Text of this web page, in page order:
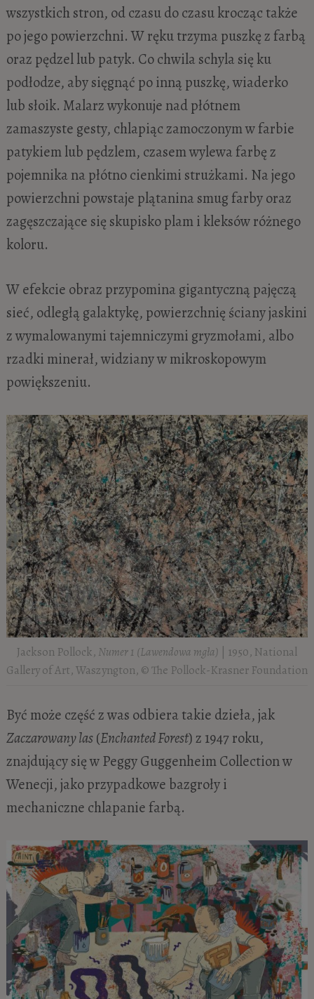
wszystkich stron, od czasu do czasu krocząc także
po jego powierzchni. W ręku trzyma puszkę z farbą
oraz pędzel lub patyk. Co chwila schyla się ku
podłodze, aby sięgnąć po inną puszkę, wiaderko
lub słoik. Malarz wykonuje nad płótnem
zamaszyste gesty, chlapiąc zamoczonym w farbie
patykiem lub pędzlem, czasem wylewa farbę z
pojemnika na płótno cienkimi strużkami. Na jego
powierzchni powstaje plątanina smug farby oraz
zagęszczające się skupisko plam i kleksów różnego
koloru.
W efekcie obraz przypomina gigantyczną pajęczą
sieć, odległą galaktykę, powierzchnię ściany jaskini
z wymalowanymi tajemniczymi gryzmołami, albo
rzadki minerał, widziany w mikroskopowym
powiększeniu.
Jackson Pollock, Numer 1 (Lawendowa mgła) | 1950, National
Gallery of Art, Waszyngton, © The Pollock-Krasner Foundation
Być może część z was odbiera takie dzieła, jak
Zaczarowany las(Enchanted Forest) z 1947 roku,
znajdujący się w Peggy Guggenheim Collection w
Wenecji, jako przypadkowe bazgroły i
mechaniczne chlapanie farbą.